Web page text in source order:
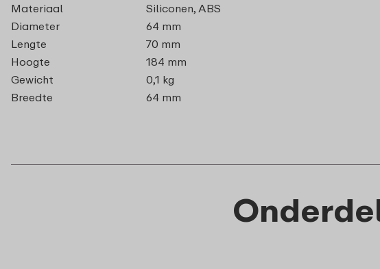
Materiaal
Siliconen, ABS
Diameter
64 mm
Lengte
70 mm
Hoogte
184 mm
Gewicht
0,1 kg
Breedte
64 mm